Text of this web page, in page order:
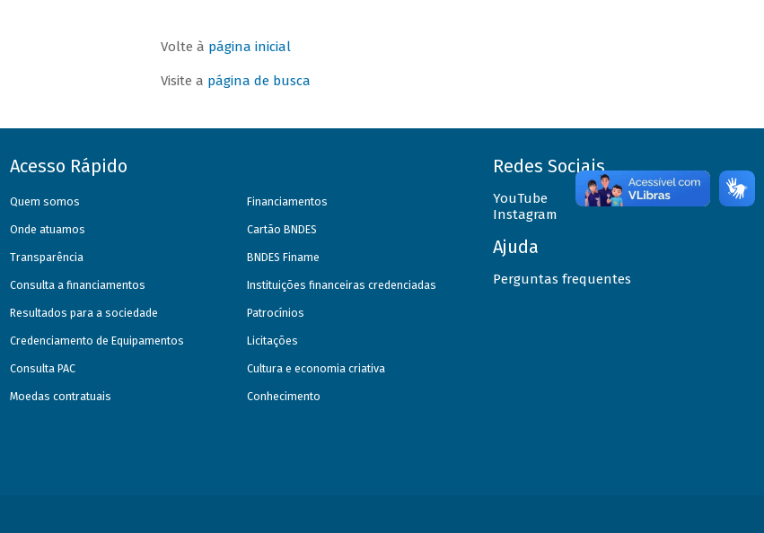
Volte à página inicial
Visite a página de busca
Acesso Rápido
Quem somos
Onde atuamos
Transparência
Consulta a financiamentos
Resultados para a sociedade
Credenciamento de Equipamentos
Consulta PAC
Moedas contratuais
Financiamentos
Cartão BNDES
BNDES Finame
Instituições financeiras credenciadas
Patrocínios
Licitações
Cultura e economia criativa
Conhecimento
Redes Sociais
YouTube
Instagram
Ajuda
Perguntas frequentes